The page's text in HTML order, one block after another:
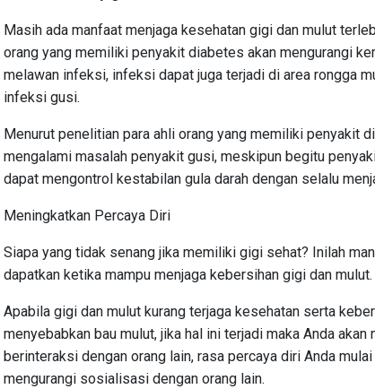
Masih ada manfaat menjaga kesehatan gigi dan mulut
orang yang memiliki penyakit diabetes akan mengurangi
melawan infeksi, infeksi dapat juga terjadi di area rongga
infeksi gusi.
Menurut penelitian para ahli orang yang memiliki penyakit
mengalami masalah penyakit gusi, meskipun begitu
dapat mengontrol kestabilan gula darah dengan selalu
Meningkatkan Percaya Diri
Siapa yang tidak senang jika memiliki gigi sehat? Inilah
dapatkan ketika mampu menjaga kebersihan gigi dan mulut.
Apabila gigi dan mulut kurang terjaga kesehatan serta
menyebabkan bau mulut, jika hal ini terjadi maka Anda
berinteraksi dengan orang lain, rasa percaya diri Anda
mengurangi sosialisasi dengan orang lain.